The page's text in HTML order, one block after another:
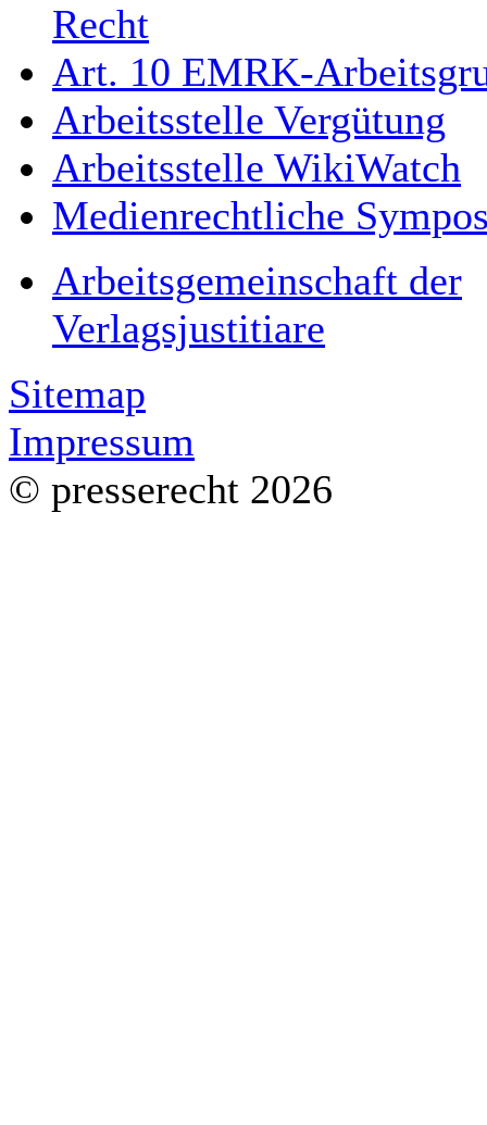
Recht
Art. 10 EMRK-
Arbeitsstelle Vergütung
Arbeitsstelle WikiWatch
Medienrechtliche
Arbeitsgemeinschaft der
Verlagsjustitiare
Sitemap
Impressum
© presserecht 2026